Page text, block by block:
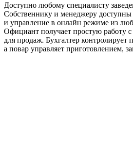
Доступно любому специалисту
Собственнику и менеджеру
и управление в онлайн режиме из
Официант получает простую работу с
для продаж. Бухгалтер контролирует
а повар управляет приготовлением,